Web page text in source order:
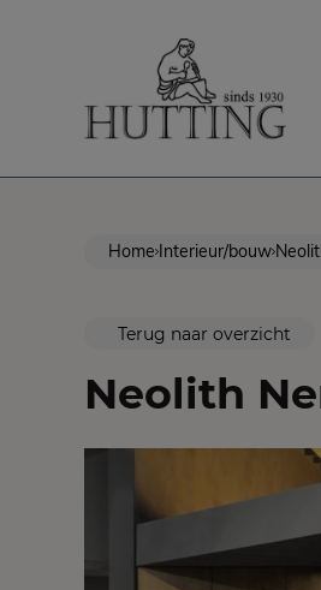
Home Interieur/bouw
Terug naar overzicht
Neolith